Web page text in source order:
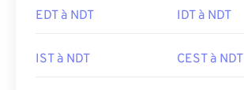
EDT à NDT IDT à NDT
IST à NDT CEST à NDT